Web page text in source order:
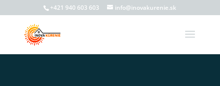
+421 940 603 603 info@inovakurenie.sk